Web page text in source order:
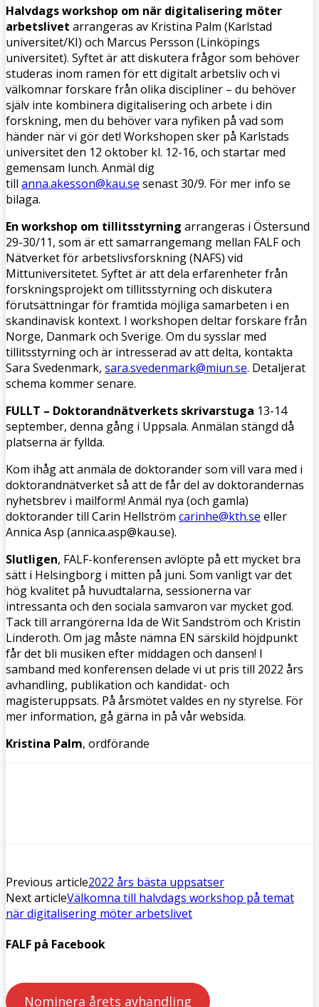
Halvdags workshop om när digitalisering möter
arbetslivet arrangeras av Kristina Palm (Karlstad
universitet/KI) och Marcus Persson (Linköpings
universitet). Syftet är att diskutera frågor som behöver
studeras inom ramen för ett digitalt arbetsliv och vi
välkomnar forskare från olika discipliner – du behöver
själv inte kombinera digitalisering och arbete i din
forskning, men du behöver vara nyfiken på vad som
händer när vi gör det! Workshopen sker på Karlstads
universitet den 12 oktober kl. 12-16, och startar med
gemensam lunch. Anmäl dig
till anna.akesson@kau.se senast 30/9. För mer info se
bilaga.
En workshop om tillitsstyrning arrangeras i Östersund
29-30/11, som är ett samarrangemang mellan FALF och
Nätverket för arbetslivsforskning (NAFS) vid
Mittuniversitetet. Syftet är att dela erfarenheter från
forskningsprojekt om tillitsstyrning och diskutera
förutsättningar för framtida möjliga samarbeten i en
skandinavisk kontext. I workshopen deltar forskare från
Norge, Danmark och Sverige. Om du sysslar med
tillitsstyrning och är intresserad av att delta, kontakta
Sara Svedenmark, sara.svedenmark@miun.se. Detaljerat
schema kommer senare.
FULLT – Doktorandnätverkets skrivarstuga 13-14
september, denna gång i Uppsala. Anmälan stängd då
platserna är fyllda.
Kom ihåg att anmäla de doktorander som vill vara med i
doktorandnätverket så att de får del av doktorandernas
nyhetsbrev i mailform! Anmäl nya (och gamla)
doktorander till Carin Hellström carinhe@kth.se eller
Annica Asp (annica.asp@kau.se).
Slutligen, FALF-konferensen avlöpte på ett mycket bra
sätt i Helsingborg i mitten på juni. Som vanligt var det
hög kvalitet på huvudtalarna, sessionerna var
intressanta och den sociala samvaron var mycket god.
Tack till arrangörerna Ida de Wit Sandström och Kristin
Linderoth. Om jag måste nämna EN särskild höjdpunkt
får det bli musiken efter middagen och dansen! I
samband med konferensen delade vi ut pris till 2022 års
avhandling, publikation och kandidat- och
magisteruppsats. På årsmötet valdes en ny styrelse. För
mer information, gå gärna in på vår websida.
Kristina Palm, ordförande
Previous article2022 års bästa uppsatser
Next articleVälkomna till halvdags workshop på temat
när digitalisering möter arbetslivet
FALF på Facebook
Nominera årets avhandling